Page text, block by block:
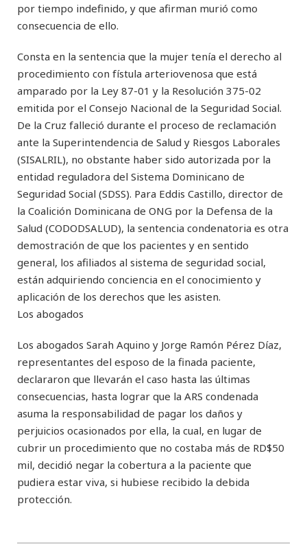
por tiempo indefinido, y que afirman murió como
consecuencia de ello.
Consta en la sentencia que la mujer tenía el derecho al
procedimiento con fístula arteriovenosa que está
amparado por la Ley 87-01 y la Resolución 375-02
emitida por el Consejo Nacional de la Seguridad Social.
De la Cruz falleció durante el proceso de reclamación
ante la Superintendencia de Salud y Riesgos Laborales
(SISALRIL), no obstante haber sido autorizada por la
entidad reguladora del Sistema Dominicano de
Seguridad Social (SDSS). Para Eddis Castillo, director de
la Coalición Dominicana de ONG por la Defensa de la
Salud (CODODSALUD), la sentencia condenatoria es otra
demostración de que los pacientes y en sentido
general, los afiliados al sistema de seguridad social,
están adquiriendo conciencia en el conocimiento y
aplicación de los derechos que les asisten.
Los abogados
Los abogados Sarah Aquino y Jorge Ramón Pérez Díaz,
representantes del esposo de la finada paciente,
declararon que llevarán el caso hasta las últimas
consecuencias, hasta lograr que la ARS condenada
asuma la responsabilidad de pagar los daños y
perjuicios ocasionados por ella, la cual, en lugar de
cubrir un procedimiento que no costaba más de RD$50
mil, decidió negar la cobertura a la paciente que
pudiera estar viva, si hubiese recibido la debida
protección.